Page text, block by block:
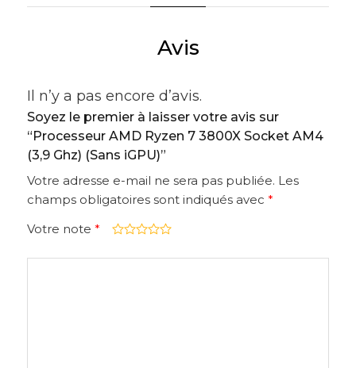
Avis
Il n’y a pas encore d’avis.
Soyez le premier à laisser votre avis sur
“Processeur AMD Ryzen 7 3800X Socket AM4
(3,9 Ghz) (Sans iGPU)”
Votre adresse e-mail ne sera pas publiée. Les
champs obligatoires sont indiqués avec *
Votre note *